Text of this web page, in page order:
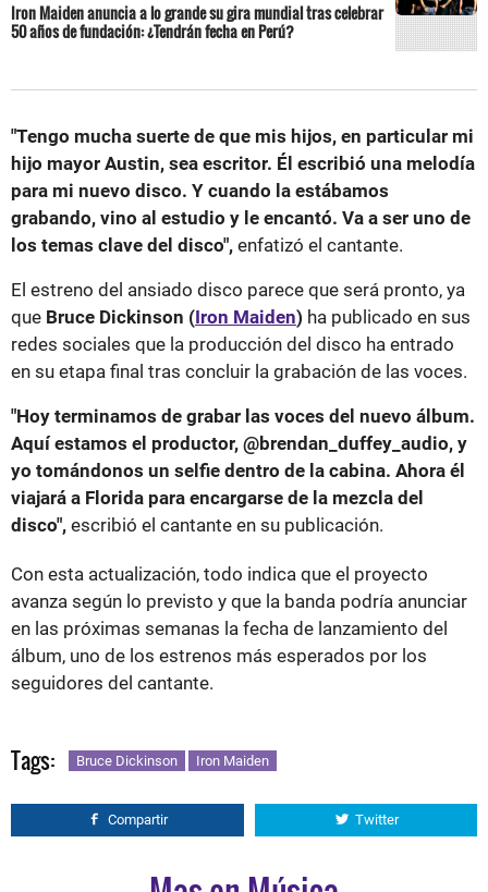
Iron Maiden anuncia a lo grande su gira mundial tras celebrar
50 años de fundación: ¿Tendrán fecha en Perú?
"Tengo mucha suerte de que mis hijos, en particular mi
hijo mayor Austin, sea escritor. Él escribió una melodía
para mi nuevo disco. Y cuando la estábamos
grabando, vino al estudio y le encantó. Va a ser uno de
los temas clave del disco", enfatizó el cantante.
El estreno del ansiado disco parece que será pronto, ya
que Bruce Dickinson (Iron Maiden) ha publicado en sus
redes sociales que la producción del disco ha entrado
en su etapa final tras concluir la grabación de las voces.
"Hoy terminamos de grabar las voces del nuevo álbum.
Aquí estamos el productor, @brendan_duffey_audio, y
yo tomándonos un selfie dentro de la cabina. Ahora él
viajará a Florida para encargarse de la mezcla del
disco", escribió el cantante en su publicación.
Con esta actualización, todo indica que el proyecto
avanza según lo previsto y que la banda podría anunciar
en las próximas semanas la fecha de lanzamiento del
álbum, uno de los estrenos más esperados por los
seguidores del cantante.
Tags: Bruce Dickinson Iron Maiden
Compartir Twitter